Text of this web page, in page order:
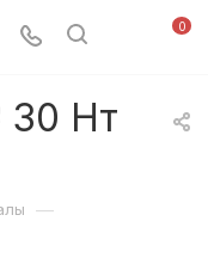
0
30 Нт
—